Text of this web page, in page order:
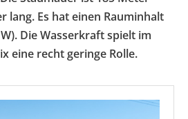
lang. Es hat einen Rauminhalt
Die Wasserkraft spielt im
eine recht geringe Rolle.